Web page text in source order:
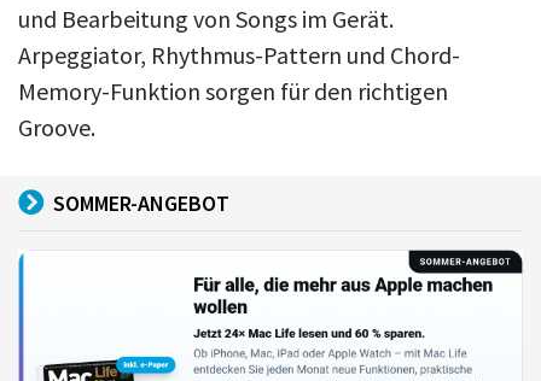
und Bearbeitung von Songs im Gerät.
Arpeggiator, Rhythmus-Pattern und Chord-
Memory-Funktion sorgen für den richtigen
Groove.
SOMMER-ANGEBOT